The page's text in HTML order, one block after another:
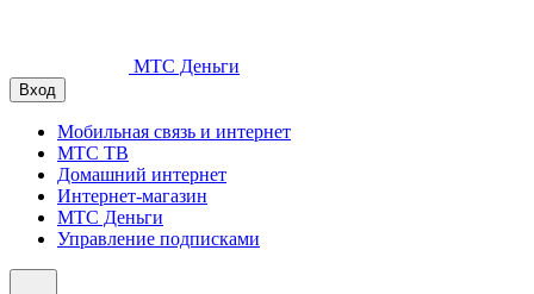
МТС Деньги
Вход
Мобильная связь и интернет
МТС ТВ
Домашний интернет
Интернет-магазин
МТС Деньги
Управление подписками